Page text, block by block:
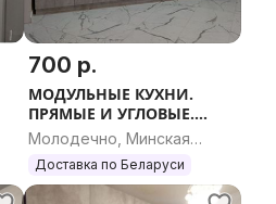
700 р.
МОДУЛЬНЫЕ КУХНИ.
ПРЯМЫЕ И УГЛОВЫЕ.
ЛЮБОЙ РАЗМЕР.
Молодечно, Минская
область
Доставка по Беларуси